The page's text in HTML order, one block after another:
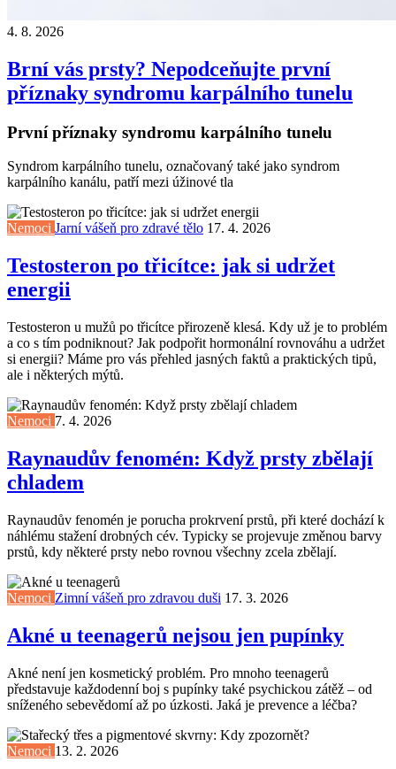
4. 8. 2026
Brní vás prsty? Nepodceňujte první
příznaky syndromu karpálního tunelu
První příznaky syndromu karpálního tunelu
Syndrom karpálního tunelu, označovaný také jako syndrom
karpálního kanálu, patří mezi úžinové tla
Nemoci Jarní vášeň pro zdravé tělo 17. 4. 2026
Testosteron po třicítce: jak si udržet
energii
Testosteron u mužů po třicítce přirozeně klesá. Kdy už je to problém
a co s tím podniknout? Jak podpořit hormonální rovnováhu a udržet
si energii? Máme pro vás přehled jasných faktů a praktických tipů,
ale i některých mýtů.
Nemoci 7. 4. 2026
Raynaudův fenomén: Když prsty zbělají
chladem
Raynaudův fenomén je porucha prokrvení prstů, při které dochází k
náhlému stažení drobných cév. Typicky se projevuje změnou barvy
prstů, kdy některé prsty nebo rovnou všechny zcela zbělají.
Nemoci Zimní vášeň pro zdravou duši 17. 3. 2026
Akné u teenagerů nejsou jen pupínky
Akné není jen kosmetický problém. Pro mnoho teenagerů
představuje každodenní boj s pupínky také psychickou zátěž – od
sníženého sebevědomí až po úzkosti. Jaká je prevence a léčba?
Nemoci 13. 2. 2026